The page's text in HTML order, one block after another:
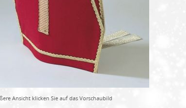
Ansicht klicken Sie auf das Vorschaubild